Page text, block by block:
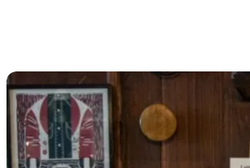
Shopping